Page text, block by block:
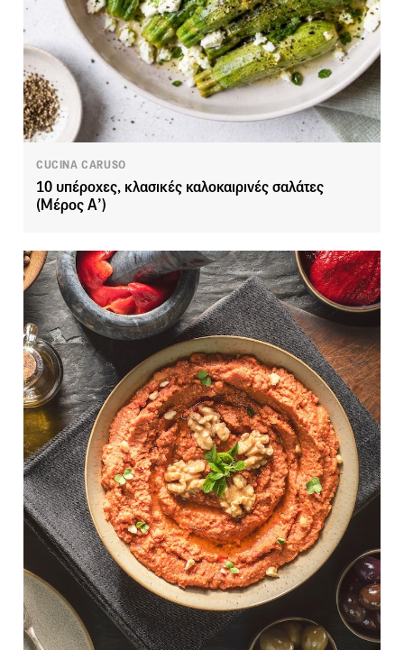
CUCINA CARUSO
10 υπέροχες, κλασικές καλοκαιρινές σαλάτες
(Μέρος Α’)